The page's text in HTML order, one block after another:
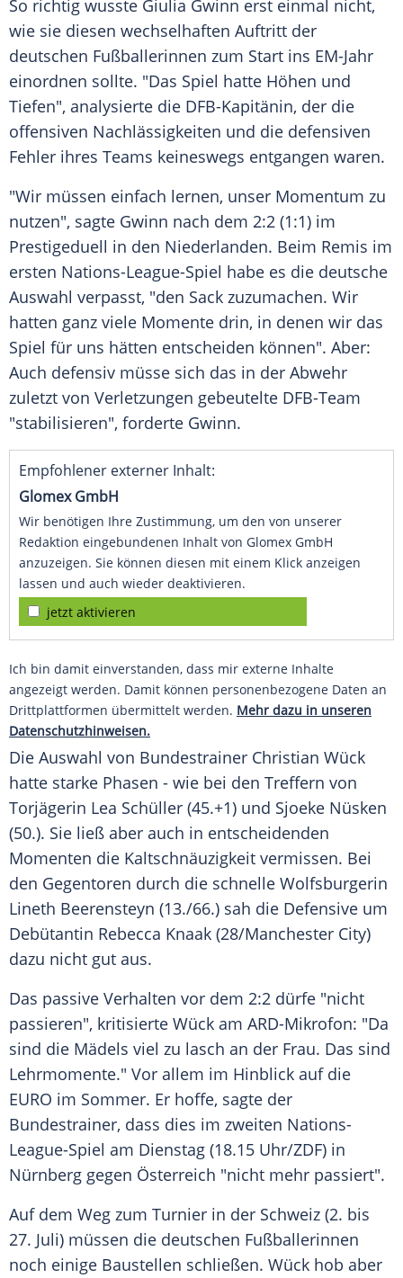
So richtig wusste Giulia Gwinn erst einmal nicht,
wie sie diesen wechselhaften Auftritt der
deutschen Fußballerinnen zum Start ins EM-Jahr
einordnen sollte. "Das Spiel hatte Höhen und
Tiefen", analysierte die DFB-Kapitänin, der die
offensiven Nachlässigkeiten und die defensiven
Fehler ihres Teams keineswegs entgangen waren.
"Wir müssen einfach lernen, unser Momentum zu
nutzen", sagte Gwinn nach dem 2:2 (1:1) im
Prestigeduell in den Niederlanden. Beim Remis im
ersten Nations-League-Spiel habe es die deutsche
Auswahl verpasst, "den Sack zuzumachen. Wir
hatten ganz viele Momente drin, in denen wir das
Spiel für uns hätten entscheiden können". Aber:
Auch defensiv müsse sich das in der Abwehr
zuletzt von Verletzungen gebeutelte DFB-Team
"stabilisieren", forderte Gwinn.
Empfohlener externer Inhalt:
Glomex GmbH
Wir benötigen Ihre Zustimmung, um den von unserer
Redaktion eingebundenen Inhalt von Glomex GmbH
anzuzeigen. Sie können diesen mit einem Klick anzeigen
lassen und auch wieder deaktivieren.
jetzt aktivieren
Ich bin damit einverstanden, dass mir externe Inhalte
angezeigt werden. Damit können personenbezogene Daten an
Drittplattformen übermittelt werden. Mehr dazu in unseren
Datenschutzhinweisen.
Die Auswahl von Bundestrainer Christian Wück
hatte starke Phasen - wie bei den Treffern von
Torjägerin Lea Schüller (45.+1) und Sjoeke Nüsken
(50.). Sie ließ aber auch in entscheidenden
Momenten die Kaltschnäuzigkeit vermissen. Bei
den Gegentoren durch die schnelle Wolfsburgerin
Lineth Beerensteyn (13./66.) sah die Defensive um
Debütantin Rebecca Knaak (28/Manchester City)
dazu nicht gut aus.
Das passive Verhalten vor dem 2:2 dürfe "nicht
passieren", kritisierte Wück am ARD-Mikrofon: "Da
sind die Mädels viel zu lasch an der Frau. Das sind
Lehrmomente." Vor allem im Hinblick auf die
EURO im Sommer. Er hoffe, sagte der
Bundestrainer, dass dies im zweiten Nations-
League-Spiel am Dienstag (18.15 Uhr/ZDF) in
Nürnberg gegen Österreich "nicht mehr passiert".
Auf dem Weg zum Turnier in der Schweiz (2. bis
27. Juli) müssen die deutschen Fußballerinnen
noch einige Baustellen schließen. Wück hob aber